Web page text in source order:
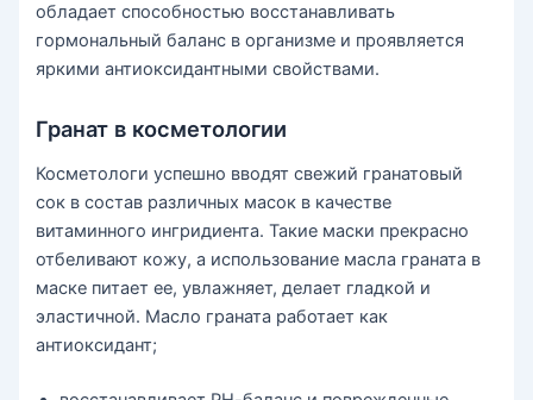
обладает способностью восстанавливать
гормональный баланс в организме и проявляется
яркими антиоксидантными свойствами.
Гранат в косметологии
Косметологи успешно вводят свежий гранатовый
сок в состав различных масок в качестве
витаминного ингридиента. Такие маски прекрасно
отбеливают кожу, а использование масла граната в
маске питает ее, увлажняет, делает гладкой и
эластичной. Масло граната работает как
антиоксидант;